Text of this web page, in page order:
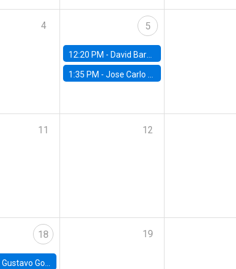
4 5
12:20 PM - David Bardey, Universidad de los Andes - CEDE
1:35 PM -Jose Carlo Bermudez, UC (ME) & World Bank
11 12
18
Gustavo González, Banco Central de Chile
19